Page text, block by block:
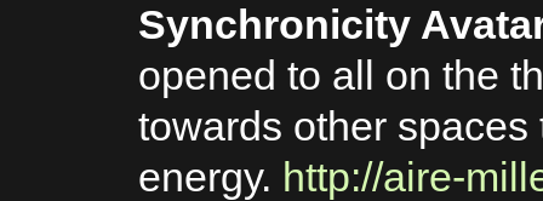
Synchronicity
opened to all on the
towards other
energy. http://aire-